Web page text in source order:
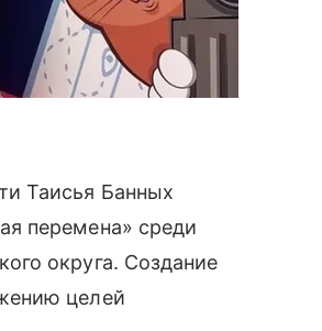
Таисья Банных
перемена» среди
округа. Создание
целей